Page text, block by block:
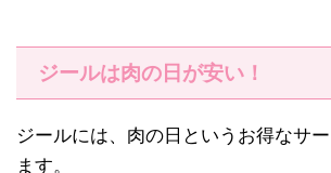
ジールは肉の日が安い！
ジールには、肉の日というお得なサ
ます。